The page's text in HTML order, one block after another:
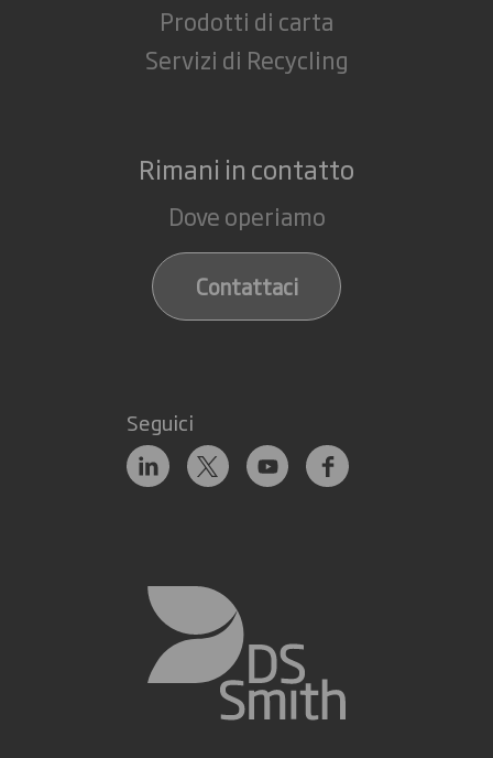
Prodotti di carta
Servizi di Recycling
Rimani in contatto
Dove operiamo
Contattaci
Seguici